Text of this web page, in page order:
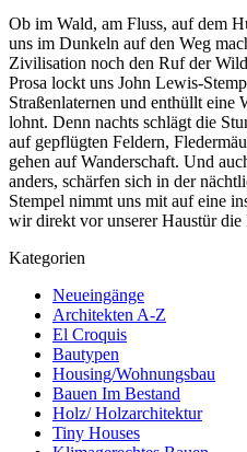
Ob im Wald, am Fluss, auf dem
uns im Dunkeln auf den Weg
Zivilisation noch den Ruf der
Prosa lockt uns John Lewis-
Straßenlaternen und enthüllt eine
lohnt. Denn nachts schlägt die
auf gepflügten Feldern,
gehen auf Wanderschaft. Und
anders, schärfen sich in der
Stempel nimmt uns mit auf eine
wir direkt vor unserer Haustür die
Kategorien
Neueingänge
Architekten A-Z
El Croquis
Bautypen
Housing/Wohnungsbau
Bauen Im Bestand
Holz/ Holzarchitektur
Tiny Houses